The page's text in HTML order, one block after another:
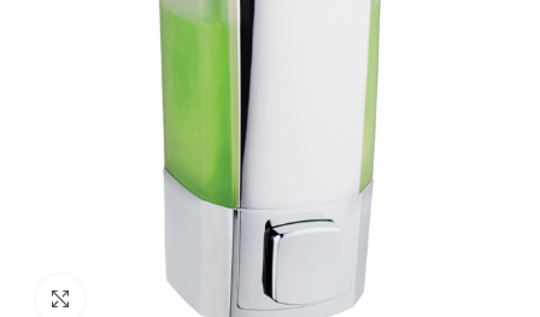
Нажмите для увеличения